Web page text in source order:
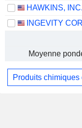
HAWKINS, INC.
INGEVITY
Moyenne
Produits